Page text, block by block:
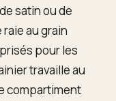
satin ou de
au grain
pour les
travaille au
compartiment